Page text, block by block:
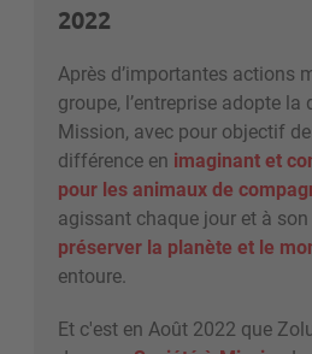
2022
Après d’importantes actions
groupe, l’entreprise adopte la
Mission, avec pour objectif de
différence en imaginant et
pour lesanimaux de
agissant chaque jour et à son
préserver la planète et le
entoure.
Et c'est en Août 2022 que